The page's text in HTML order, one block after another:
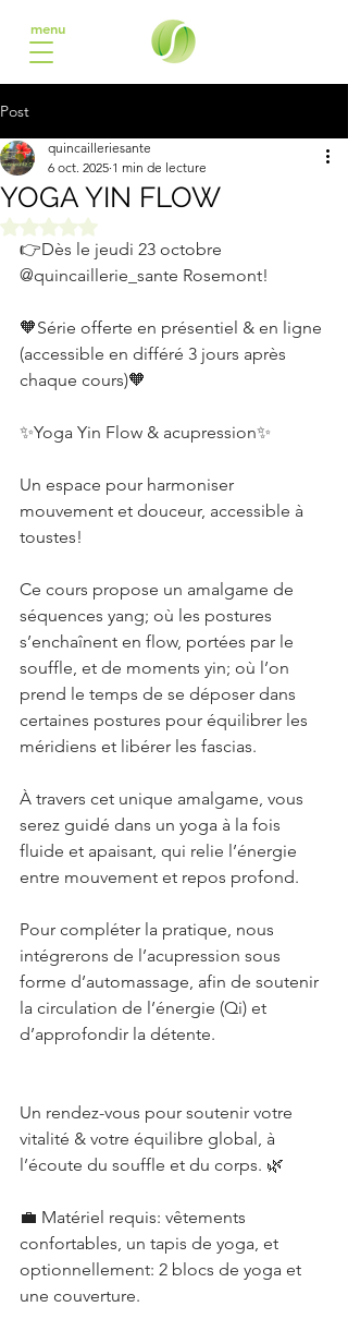
menu
Post
YOGA YIN FLOW
quincailleriesante
6 oct. 2025 1 min de lecture
Noté NaN étoiles sur 5.
👉Dès le jeudi 23 octobre
@quincaillerie_sante Rosemont!
🧡Série offerte en présentiel & en ligne
(accessible en différé 3 jours après
chaque cours)🧡
✨Yoga Yin Flow & acupression✨
Un espace pour harmoniser
mouvement et douceur, accessible à
toustes!
Ce cours propose un amalgame de
séquences yang; où les postures
s’enchaînent en flow, portées par le
souffle, et de moments yin; où l’on
prend le temps de se déposer dans
certaines postures pour équilibrer les
méridiens et libérer les fascias.
À travers cet unique amalgame, vous
serez guidé dans un yoga à la fois
fluide et apaisant, qui relie l’énergie
entre mouvement et repos profond.
Pour compléter la pratique, nous
intégrerons de l’acupression sous
forme d’automassage, afin de soutenir
la circulation de l’énergie (Qi) et
d’approfondir la détente.
Un rendez-vous pour soutenir votre
vitalité & votre équilibre global, à
l’écoute du souffle et du corps. 🌿
💼 Matériel requis: vêtements
confortables, un tapis de yoga, et
optionnellement: 2 blocs de yoga et
une couverture.